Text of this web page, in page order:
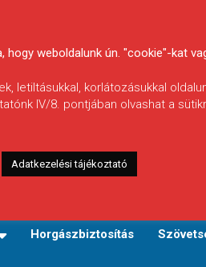
Horgászbiztosítás
weboldalunk ún. "cookie"-kat
letiltásukkal, korlátozásukkal
IV/8. pontjában olvashat a
Adatkezelési tájékoztató